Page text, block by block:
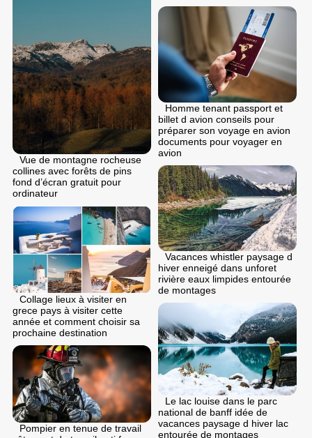
Vue de montagne rocheuse
collines avec forêts de pins
fond d’écran gratuit pour
ordinateur
Homme tenant passport et
billet d avion conseils pour
préparer son voyage en avion
documents pour voyager en
avion
Vacances whistler paysage d
hiver enneigé dans unforet
rivière eaux limpides entourée
de montages
Collage lieux à visiter en
grece pays à visiter cette
année et comment choisir sa
prochaine destination
Le lac louise dans le parc
national de banff idée de
vacances paysage d hiver lac
entourée de montages
Pompier en tenue de travail